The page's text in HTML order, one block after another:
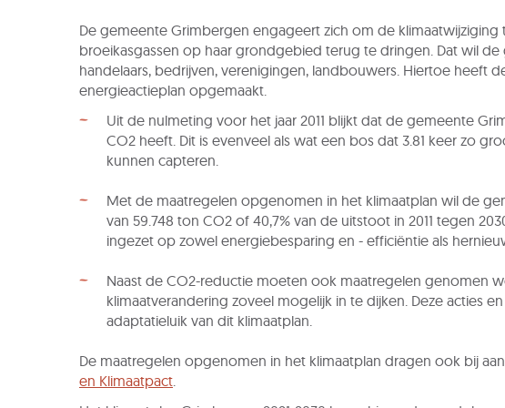
De gemeente Grimbergen engageert zich om de
broeikasgassen op haar grondgebied terug te dringen. Dat wil
handelaars, bedrijven, verenigingen, landbouwers. Hiertoe heeft
energieactieplan opgemaakt.
Uit de nulmeting voor het jaar 2011 blijkt dat de gemeente
CO2 heeft. Dit is evenveel als wat een bos dat 3.81 keer zo
kunnen capteren.
Met de maatregelen opgenomen in het klimaatplan wil de
van 59.748 ton CO2 of 40,7% van de uitstoot in 2011 tegen
ingezet op zowel energiebesparing en - efficiëntie als
Naast de CO2-reductie moeten ook maatregelen genomen
klimaatverandering zoveel mogelijk in te dijken. Deze acties
adaptatieluik van dit klimaatplan.
De maatregelen opgenomen in het klimaatplan dragen ook bij
en Klimaatpact.